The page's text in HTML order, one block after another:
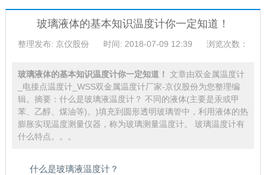
玻璃液体的基本知识温度计你一定知道！
整理发布: 京仪股份 时间: 2018-07-09 12:39 浏览次数：
玻璃液体的基本知识温度计你一定知道！ 文章由双金属温度计
_电接点温度计_WSS双金属温度计厂家-京仪股份为您整理编
辑。摘要：什么是玻璃液温度计？ 不同的液体(主要是汞或甲
苯、乙醇、煤油等)。)填充到圆形透明玻璃管中，利用液体的热
膨胀实现温度测量仪器，称为玻璃测量温度计。 玻璃温度计有
什么特点。。。
什么是玻璃液温度计？